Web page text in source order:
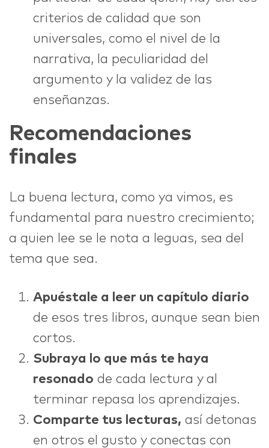
criterios de calidad que son
universales, como el nivel de la
narrativa, la peculiaridad del
argumento y la validez de las
enseñanzas.
Recomendaciones
finales
La buena lectura, como ya vimos, es
fundamental para nuestro crecimiento;
a quien lee se le nota a leguas, sea del
tema que sea.
Apuéstale a leer un capítulo diario
de esos tres libros, aunque sean bien
cortos.
Subraya lo que más te haya
resonado de cada lectura y al
terminar repasa los aprendizajes.
Comparte tus lecturas, así detonas
en otros el gusto y conectas con